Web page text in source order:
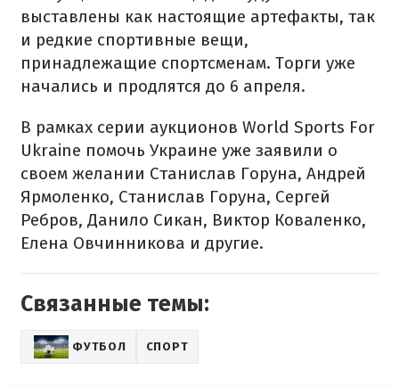
выставлены как настоящие артефакты, так
и редкие спортивные вещи,
принадлежащие спортсменам. Торги уже
начались и продлятся до 6 апреля.
В рамках серии аукционов World Sports For
Ukraine помочь Украине уже заявили о
своем желании Станислав Горуна, Андрей
Ярмоленко, Станислав Горуна, Сергей
Ребров, Данило Сикан, Виктор Коваленко,
Елена Овчинникова и другие.
Связанные темы:
ФУТБОЛ СПОРТ